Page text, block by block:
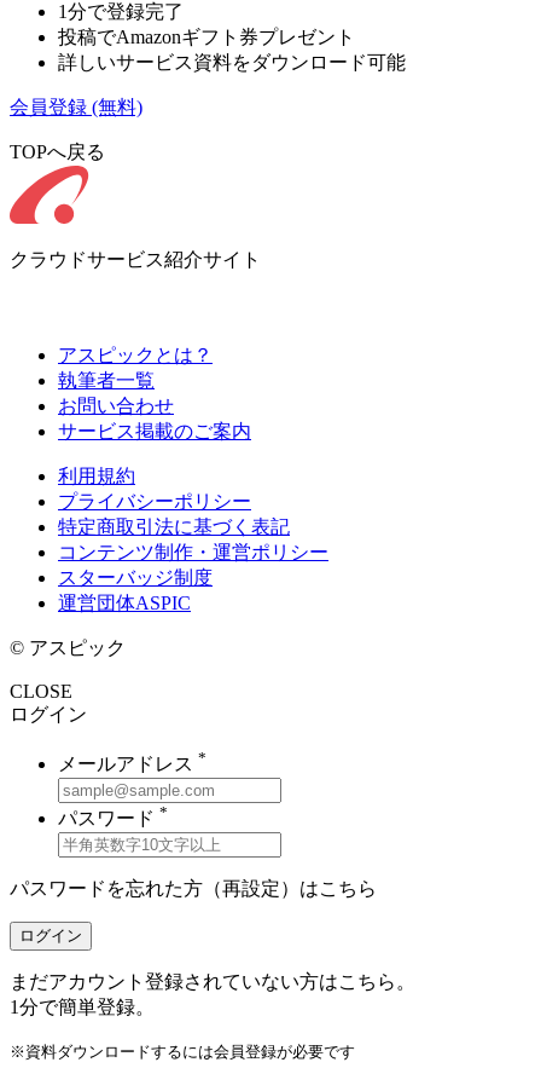
1分で登録完了
投稿でAmazonギフト券プレゼント
詳しいサービス資料をダウンロード可能
会員登録 (無料)
TOPへ戻る
クラウドサービス紹介サイト
アスピックとは？
執筆者一覧
お問い合わせ
サービス掲載のご案内
利用規約
プライバシーポリシー
特定商取引法に基づく表記
コンテンツ制作・運営ポリシー
スターバッジ制度
運営団体ASPIC
© アスピック
CLOSE
ログイン
メールアドレス *
パスワード *
パスワードを忘れた方（再設定）はこちら
ログイン
まだアカウント登録されていない方はこちら。
1分で簡単登録。
※資料ダウンロードするには会員登録が必要です